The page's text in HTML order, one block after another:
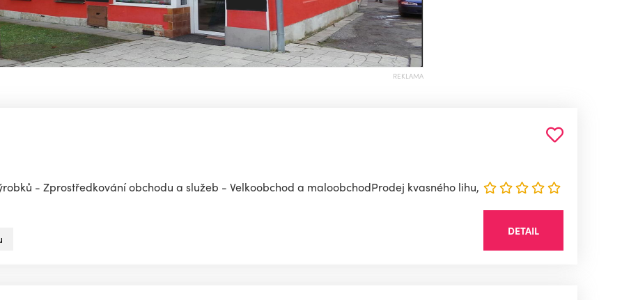
REKLAMA
- Zprostředkování obchodu a služeb - Velkoobchod a maloobchodProdej kvasného lihu,
DETAIL